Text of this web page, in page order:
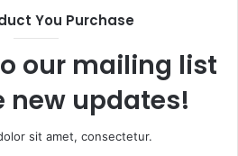
You Purchase
our mailing list
new updates!
sit amet, consectetur.